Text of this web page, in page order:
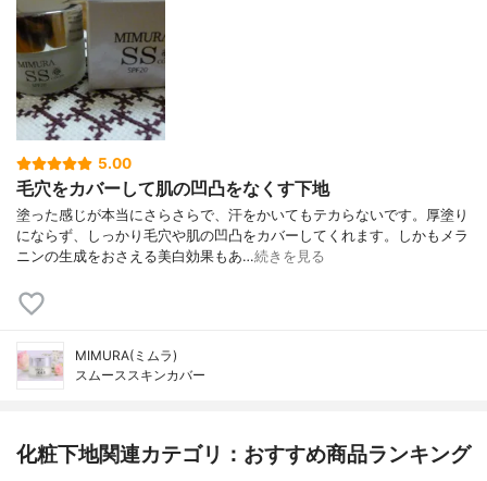
5.00
毛穴をカバーして肌の凹凸をなくす下地
塗った感じが本当にさらさらで、汗をかいてもテカらないです。厚塗り
にならず、しっかり毛穴や肌の凹凸をカバーしてくれます。しかもメラ
ニンの生成をおさえる美白効果もあ…続きを見る
MIMURA(ミムラ)
スムーススキンカバー
化粧下地関連カテゴリ：おすすめ商品ランキング